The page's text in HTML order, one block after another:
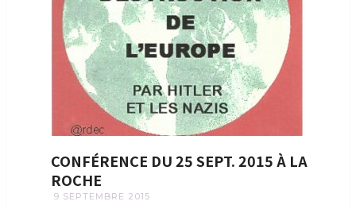
CONFÉRENCE DU 25 SEPT. 2015 À LA
ROCHE
9 SEPTEMBRE 2015